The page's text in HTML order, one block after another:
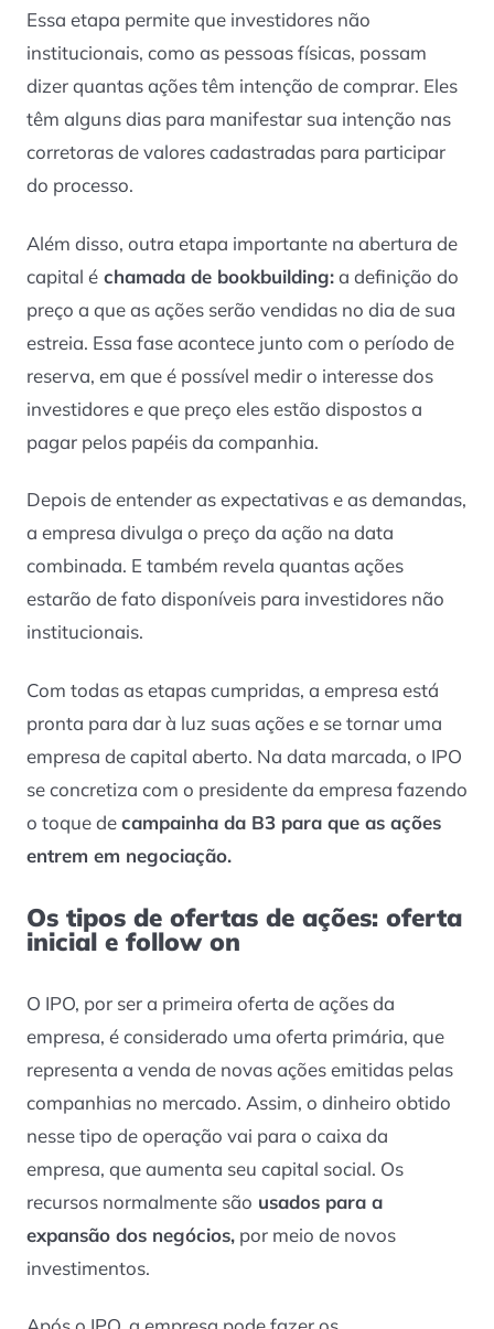
Essa etapa permite que investidores não
institucionais, como as pessoas físicas, possam
dizer quantas ações têm intenção de comprar. Eles
têm alguns dias para manifestar sua intenção nas
corretoras de valores cadastradas para participar
do processo.
Além disso, outra etapa importante na abertura de
capital é chamada de bookbuilding:a definição do
preço a que as ações serão vendidas no dia de sua
estreia. Essa fase acontece junto com o período de
reserva, em que é possível medir o interesse dos
investidores e que preço eles estão dispostos a
pagar pelos papéis da companhia.
Depois de entender as expectativas e as demandas,
a empresa divulga o preço da ação na data
combinada. E também revela quantas ações
estarão de fato disponíveis para investidores não
institucionais.
Com todas as etapas cumpridas, a empresa está
pronta para dar à luz suas ações e se tornar uma
empresa de capital aberto. Na data marcada, o IPO
se concretiza com o presidente da empresa fazendo
o toque decampainha da B3 para que as ações
entrem em negociação.
Os tipos de ofertas de ações: oferta
inicial e follow on
O IPO, por ser a primeira oferta de ações da
empresa, é considerado uma oferta primária, que
representa a venda de novas ações emitidas pelas
companhias no mercado. Assim, o dinheiro obtido
nesse tipo de operação vai para o caixa da
empresa, que aumenta seu capital social. Os
recursos normalmente são usados para a
expansão dos negócios, por meio de novos
investimentos.